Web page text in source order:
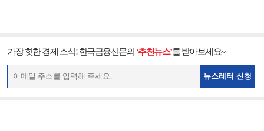
가장 핫한 경제 소식! 한국금융신문의 ‘추천뉴스’를 받아보세요~
뉴스레터 신청